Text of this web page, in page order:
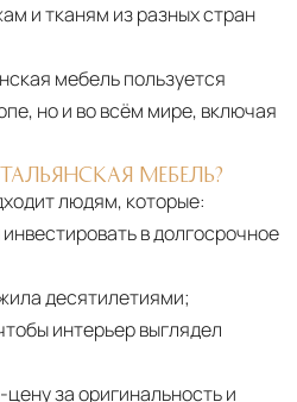
и тканям из разных стран
мебель пользуется
но и во всём мире, включая
МЕБЕЛЬ?
людям, которые:
в долгосрочное
десятилетиями;
интерьер выглядел
за оригинальность и